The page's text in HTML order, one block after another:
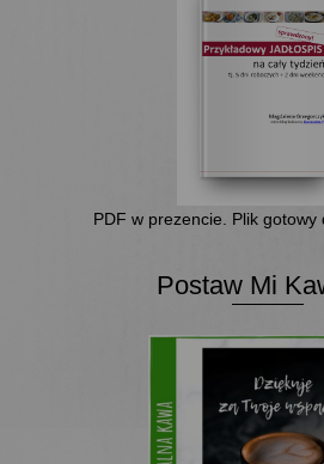
PDF w prezencie. Plik gotowy
Postaw Mi